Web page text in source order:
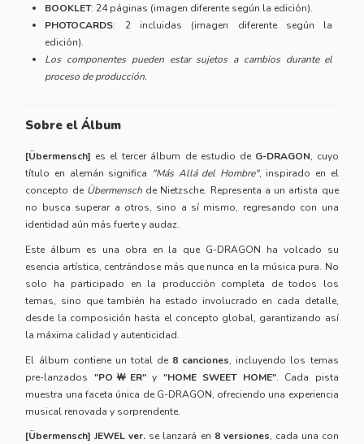
BOOKLET: 24 páginas (imagen diferente según la edición).
PHOTOCARDS: 2 incluidas (imagen diferente según la
edición).
Los componentes pueden estar sujetos a cambios durante el
proceso de producción.
Sobre el Álbum
[Übermensch] es el tercer álbum de estudio de G-DRAGON, cuyo
título en alemán significa "Más Allá del Hombre", inspirado en el
concepto de Übermenschde Nietzsche. Representa a un artista que
no busca superar a otros, sino a sí mismo, regresando con una
identidad aún más fuerte y audaz.
Este álbum es una obra en la que G-DRAGON ha volcado su
esencia artística, centrándose más que nunca en la música pura. No
solo ha participado en la producción completa de todos los
temas, sino que también ha estado involucrado en cada detalle,
desde la composición hasta el concepto global, garantizando así
la máxima calidad y autenticidad.
El álbum contiene un total de 8 canciones, incluyendo los temas
pre-lanzados "PO￦ER"y "HOME SWEET HOME". Cada pista
muestra una faceta única de G-DRAGON, ofreciendo una experiencia
musical renovada y sorprendente.
[Übermensch] JEWEL ver. se lanzará en 8 versiones, cada una con